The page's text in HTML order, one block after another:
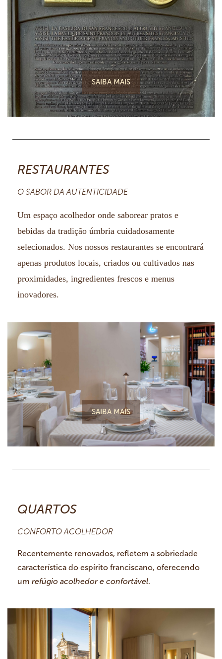
SAIBA MAIS
RESTAURANTES
O SABOR DA AUTENTICIDADE
Um espaço acolhedor onde saborear pratos e
bebidas da tradição úmbria cuidadosamente
selecionados. Nos nossos restaurantes se encontrará
apenas produtos locais, criados ou cultivados nas
proximidades, ingredientes frescos e menus
inovadores.
SAIBA MAIS
QUARTOS
CONFORTO ACOLHEDOR
Recentemente renovados, refletem a sobriedade
característica do espírito franciscano, oferecendo
um refúgio acolhedor e confortável.